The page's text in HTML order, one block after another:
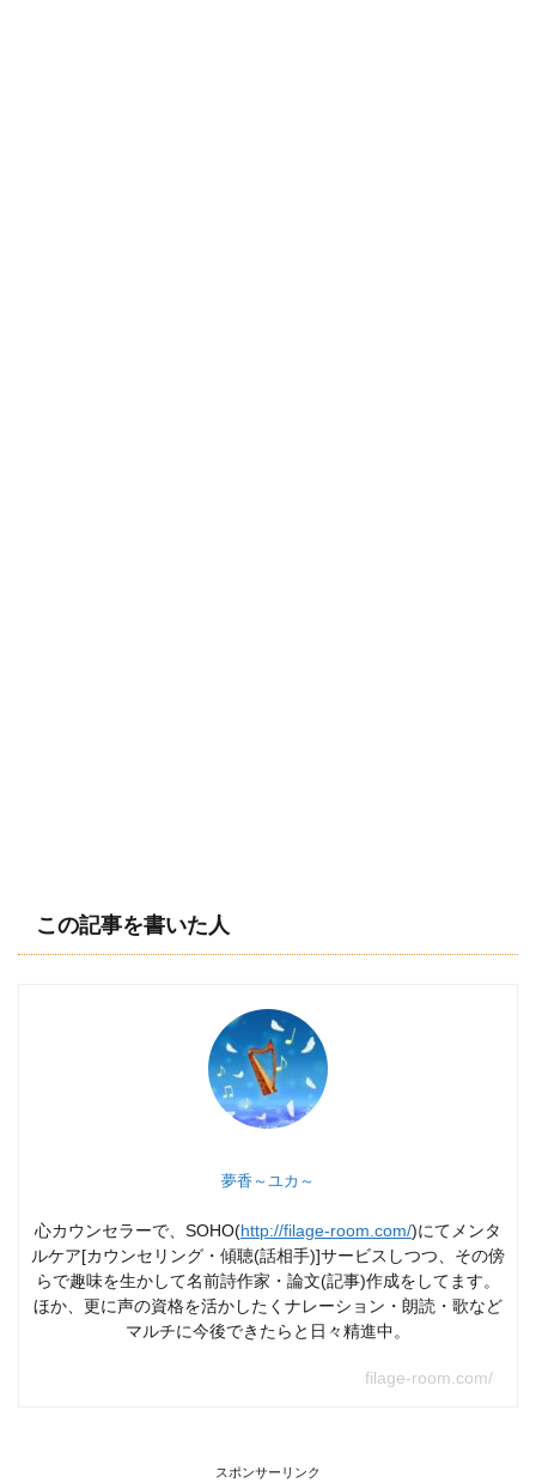
この記事を書いた人
夢香～ユカ～
心カウンセラーで、SOHO(http://filage-room.com/)にてメンタ
ルケア[カウンセリング・傾聴(話相手)]サービスしつつ、その傍
らで趣味を生かして名前詩作家・論文(記事)作成をしてます。
ほか、更に声の資格を活かしたくナレーション・朗読・歌など
マルチに今後できたらと日々精進中。
filage-room.com/
スポンサーリンク